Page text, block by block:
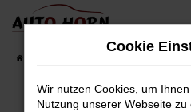
Zum
springen
Cookie
Wir nutzen Cookies, um
Nutzung unserer Webseite